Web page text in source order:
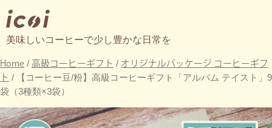
美味しいコーヒーで少し豊かな日常を
Home / 高級コーヒーギフト / オリジナルパッケージ コーヒーギフ
ト / 【コーヒー豆/粉】高級コーヒーギフト「アルバム テイスト」9
袋（3種類×3袋）